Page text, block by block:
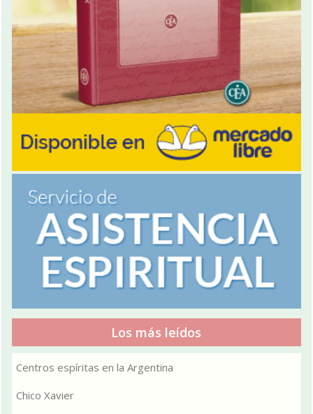
Los más leídos
Centros espíritas en la Argentina
Chico Xavier